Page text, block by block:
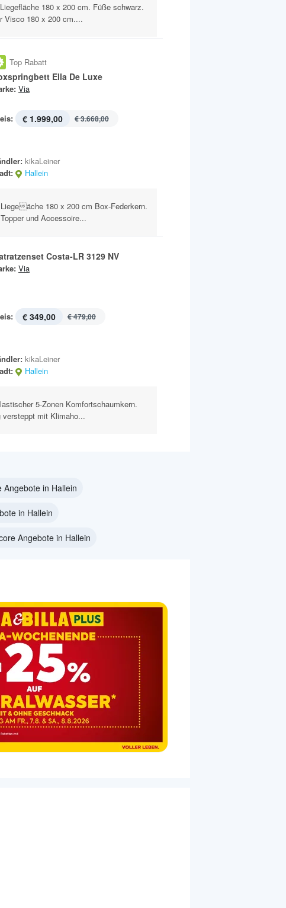
180 x 200 cm. Füße schwarz.
Visco 180 x 200 cm....
Top Rabatt
Ella De Luxe
Via
€ 1.999,00 € 3.668,00
kikaLeiner
Hallein
äche 180 x 200 cm Box-Federkern.
und Accessoire...
Costa-LR 3129 NV
Via
€ 349,00 € 479,00
kikaLeiner
Hallein
5-Zonen Komfortschaumkern.
mit Klimaho...
Angebote in Hallein
in Hallein
Angebote in Hallein